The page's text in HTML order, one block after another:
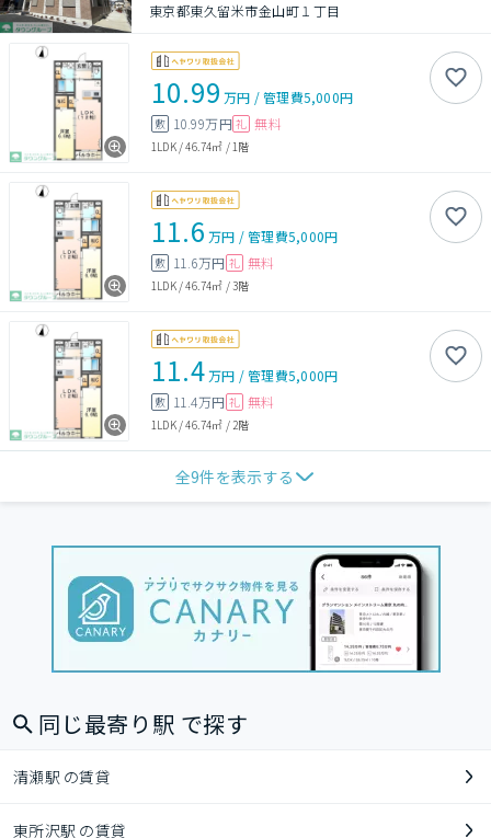
東京都東久留米市金山町１丁目
10.99 万円 /管理費5,000円
敷 10.99万円 礼 無料
1LDK/46.74㎡ /1階
11.6 万円 /管理費5,000円
敷 11.6万円 礼 無料
1LDK/46.74㎡ /3階
11.4万円 /管理費5,000円
敷 11.4万円 礼 無料
1LDK/46.74㎡ /2階
全9件を表示する
同じ最寄り駅 で探す
清瀬駅 の賃貸
東所沢駅 の賃貸